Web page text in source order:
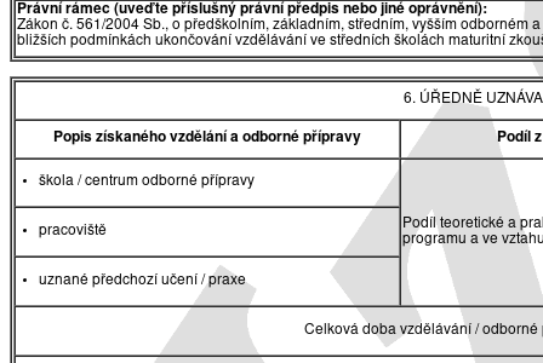
Právní rámec (uveďte příslušný právní předpis nebo jiné oprávnění):
Zákon č. 561/2004 Sb., o předškolním, základním, středním, vyšším
bližších podmínkách ukončování vzdělávání ve středních školách maturitní
6. ÚŘEDNĚ
Popis získaného vzdělání a odborné přípravy Podíl
škola / centrum odborné přípravy
Podíl teoretické a
programu a ve
pracoviště
uznané předchozí učení / praxe
Celková doba vzdělávání /